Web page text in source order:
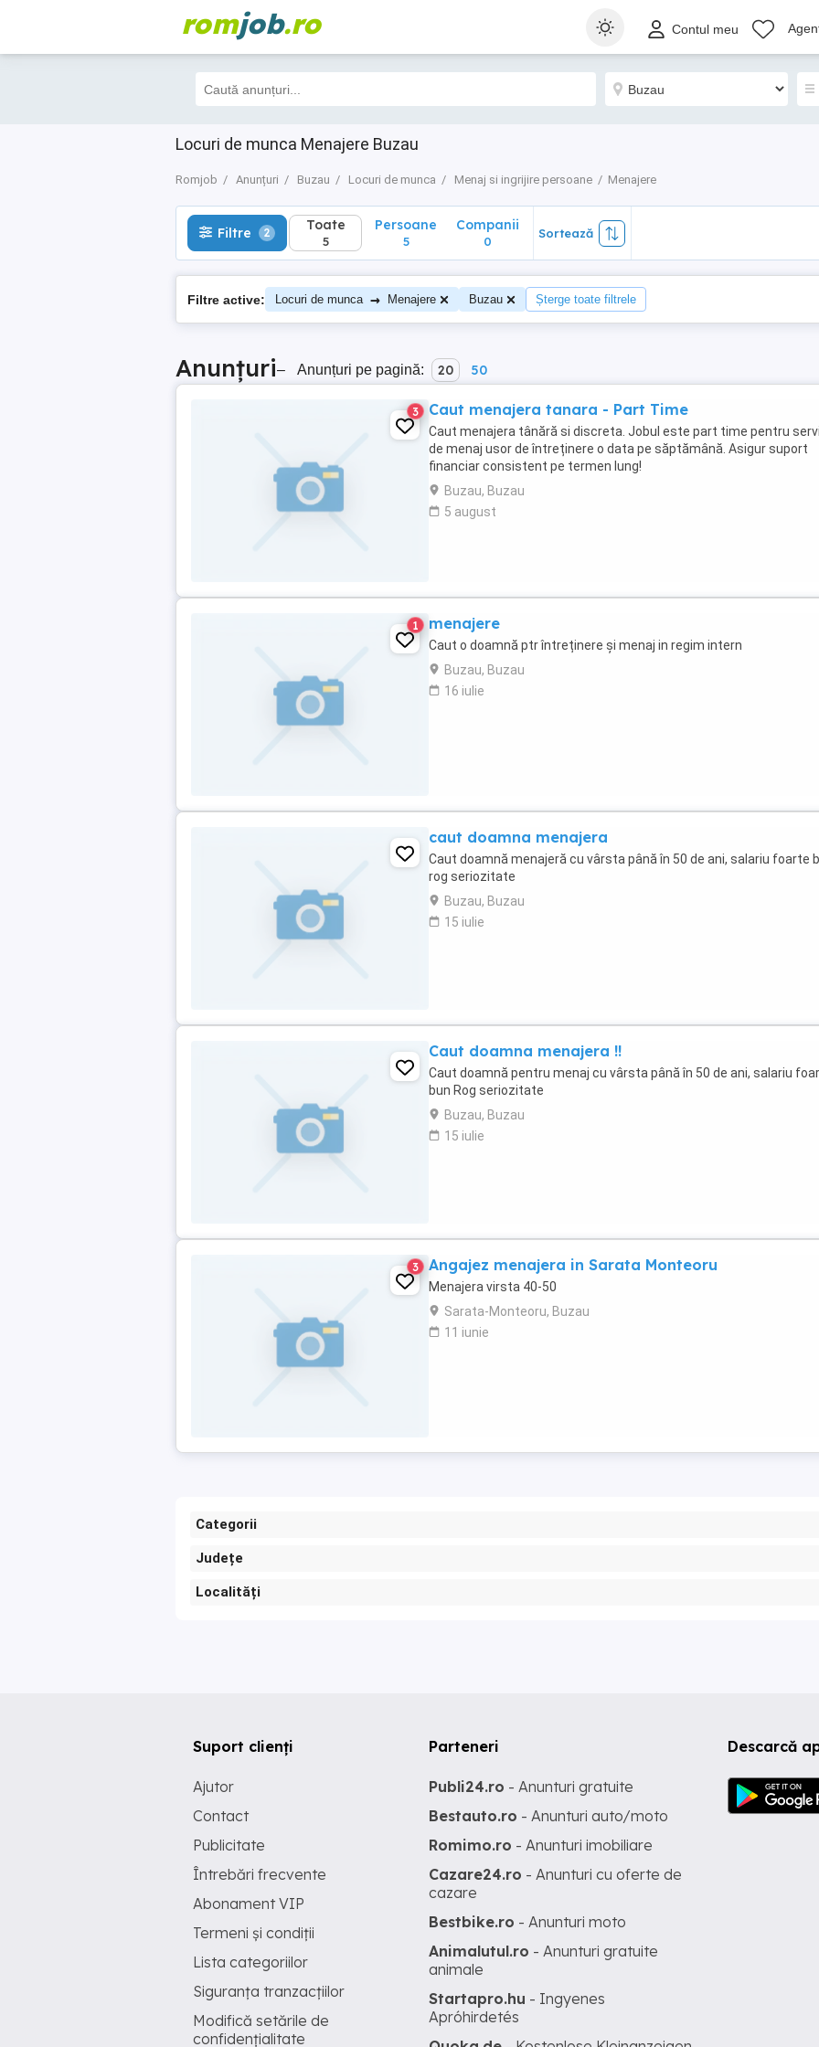
romjob.ro Contul meu
Locuri de munca Menajere Buzau
Romjob Anunțuri Buzau Locuri de munca Menaj si ingrijire persoane Menajere
Filtre 2 Toate
5
Filtre 2 Toate
5
Persoane
5
Companii
0
Sortează
Filtre active: Locuri de munca → Menajere Buzau Șterge toate filtrele
Anunțuri– Anunțuri pe pagină: 20 50
3 Caut menajera tanara - Part Time
Caut menajera tânără si discreta. Jobul este part time pentru
de menaj usor de întreținere o data pe săptămână. Asigur suport
financiar consistent pe termen lung!
Buzau, Buzau
5 august
1 menajere
Caut o doamnă ptr întreținere și menaj in regim intern
Buzau, Buzau
16 iulie
caut doamna menajera
Caut doamnă menajeră cu vârsta până în 50 de ani, salariu foarte
rog seriozitate
Buzau, Buzau
15 iulie
Caut doamna menajera !!
Caut doamnă pentru menaj cu vârsta până în 50 de ani, salariu
bun Rog seriozitate
Buzau, Buzau
15 iulie
3 Angajez menajera in Sarata Monteoru
Menajera virsta 40-50
Sarata-Monteoru, Buzau
11 iunie
Categorii
Județe
Localități
Descarcă
Suport clienți
Ajutor
Contact
Publicitate
Întrebări frecvente
Abonament VIP
Termeni și condiții
Lista categoriilor
Siguranța tranzacțiilor
Modifică setările de
confidențialitate
Parteneri
Publi24.ro - Anunturi gratuite
Bestauto.ro - Anunturi auto/moto
Romimo.ro - Anunturi imobiliare
Cazare24.ro - Anunturi cu oferte de
cazare
Bestbike.ro - Anunturi moto
Animalutul.ro - Anunturi gratuite
animale
Startapro.hu - Ingyenes
Apróhirdetés